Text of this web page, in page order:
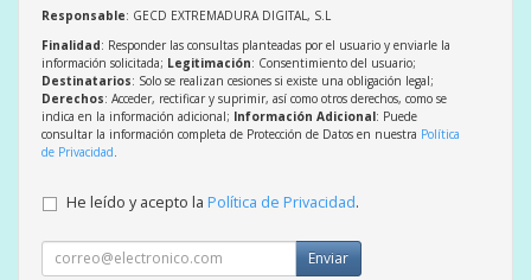
Responsable: GECD EXTREMADURA DIGITAL, S.L
Finalidad: Responder las consultas planteadas por el usuario y enviarle la
información solicitada; Legitimación: Consentimiento del usuario;
Destinatarios: Solo se realizan cesiones si existe una obligación legal;
Derechos: Acceder, rectificar y suprimir, así como otros derechos, como se
indica en la información adicional; Información Adicional: Puede
consultar la información completa de Protección de Datos en nuestra Política
de Privacidad
He leído y acepto la Política de Privacidad.
Enviar